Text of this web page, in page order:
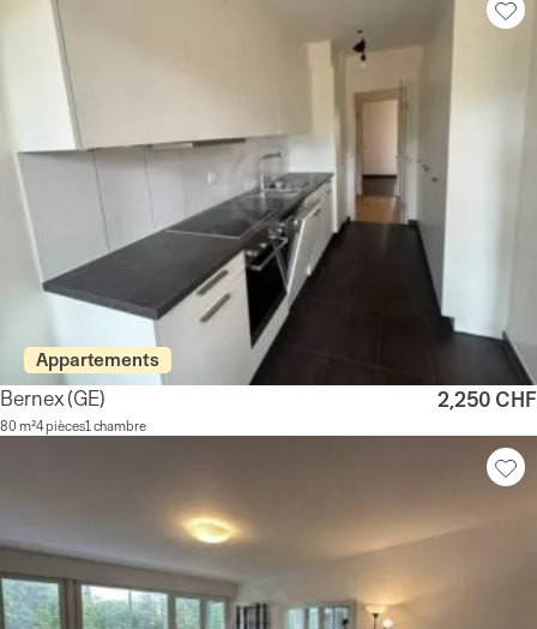
Appartements
Bernex(GE)
80 m²4 pièces1 chambre
2,250 CHF